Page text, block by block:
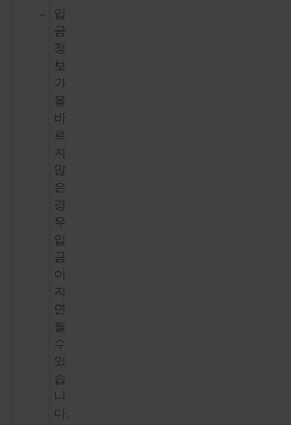
입
금
정
보
가
올
바
르
지
않
은
경
우
입
금
이
지
연
될
수
있
습
니
다.